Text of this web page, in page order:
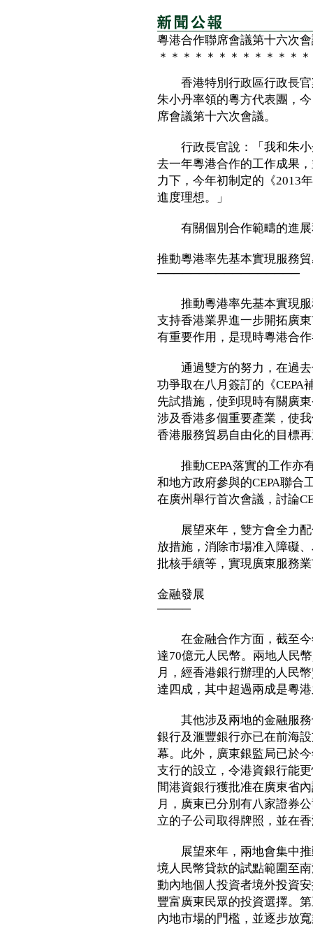
粵港合作聯席會議第十六次
＊＊＊＊＊＊＊＊＊＊＊＊
香港特別行政區行政長官
朱小丹率領的粵方代表團，
席會議第十六次會議。
行政長官說：「我和朱小
去一年粵港合作的工作成果
力下，今年初制定的《2013
進度理想。」
有關個別合作範疇的進展
推動粵港率先基本實現服務
─────────────────
推動粵港率先基本實現服
支持香港業界進一步開拓廣
有重要作用，是現時粵港合
通過雙方的努力，在過去
功爭取在八月簽訂的《CEPA
先試措施，使到現時有關廣
涉及香港多個重要產業，使
香港服務貿易自由化的目標
推動CEPA落實的工作亦
和地方政府參與的CEPA聯合
在廣州舉行首次會議，討論
展望來年，雙方會全力配
放措施，消除市場准入障礙
批核手續等，實現廣東服務
金融發展
────
在金融合作方面，截至今
達70億元人民幣。兩地人民
月，經香港銀行辦理的人民
達四成，其中超過兩成是粵
其他涉及兩地的金融服務
銀行及滙豐銀行亦已在前海
幕。此外，廣東銀監局已於
支行的設立，令港資銀行能
間港資銀行獲批准在廣東省
月，廣東已分別有八家證券
立的子公司取得牌照，並在
展望來年，兩地會集中推
境人民幣貸款的試點範圍至
動內地個人投資者境外投資
豐富廣東民眾的投資選擇。
內地市場的門檻，並逐步放